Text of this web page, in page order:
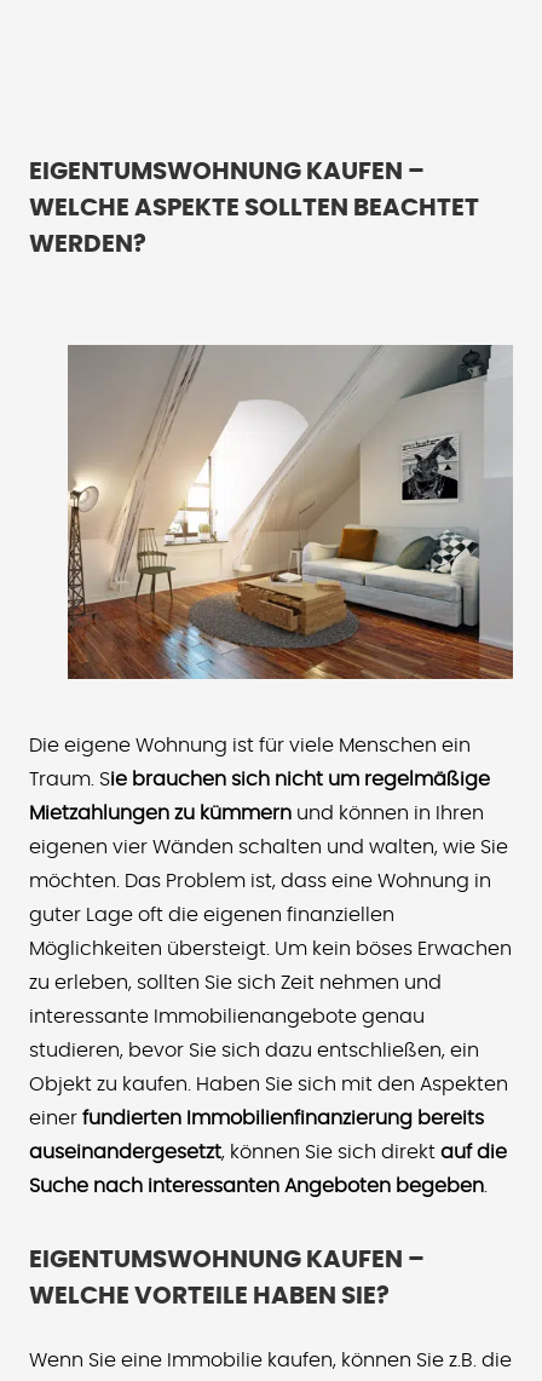
EIGENTUMSWOHNUNG KAUFEN –
WELCHE ASPEKTE SOLLTEN BEACHTET
WERDEN?
Die eigene Wohnung ist für viele Menschen ein
Traum. Sie brauchen sich nicht um regelmäßige
Mietzahlungen zu kümmern und können in Ihren
eigenen vier Wänden schalten und walten, wie Sie
möchten. Das Problem ist, dass eine Wohnung in
guter Lage oft die eigenen finanziellen
Möglichkeiten übersteigt. Um kein böses Erwachen
zu erleben, sollten Sie sich Zeit nehmen und
interessante Immobilienangebote genau
studieren, bevor Sie sich dazu entschließen, ein
Objekt zu kaufen. Haben Sie sich mit den Aspekten
einer fundierten Immobilienfinanzierung bereits
auseinandergesetzt, können Sie sich direkt auf die
Suche nach interessanten Angeboten begeben
EIGENTUMSWOHNUNG KAUFEN –
WELCHE VORTEILE HABEN SIE?
Wenn Sie eine Immobilie kaufen, können Sie z.B. die